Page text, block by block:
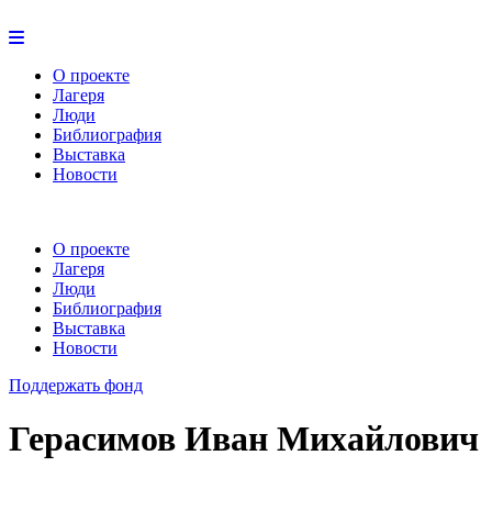
О проекте
Лагеря
Люди
Библиография
Выставка
Новости
О проекте
Лагеря
Люди
Библиография
Выставка
Новости
Поддержать фонд
Герасимов Иван Михайлович